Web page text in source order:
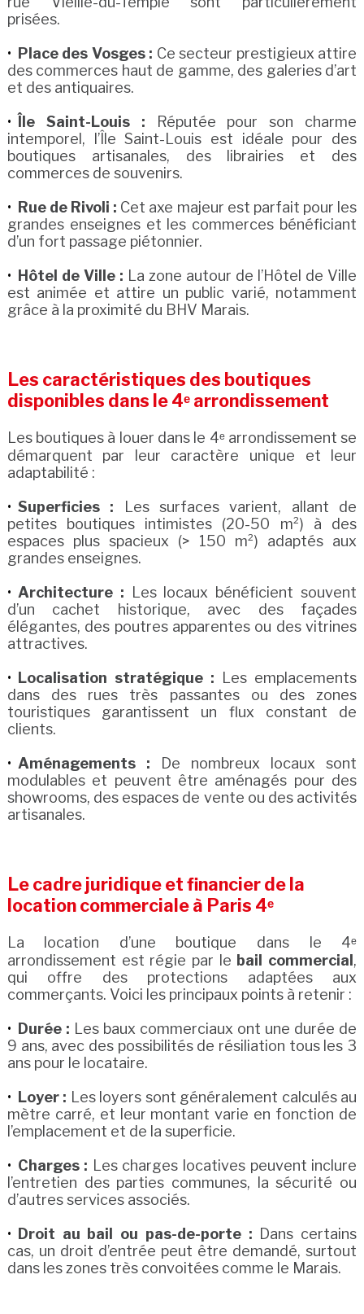
prisées.
Place des Vosges : Ce secteur prestigieux attire
des commerces haut de gamme, des galeries d’art
et des antiquaires.
Île Saint-Louis : Réputée pour son charme
intemporel, l’Île Saint-Louis est idéale pour des
boutiques artisanales, des librairies et des
commerces de souvenirs.
Rue de Rivoli : Cet axe majeur est parfait pour les
grandes enseignes et les commerces bénéficiant
d’un fort passage piétonnier.
Hôtel de Ville : La zone autour de l’Hôtel de Ville
est animée et attire un public varié, notamment
grâce à la proximité du BHV Marais.
Les caractéristiques des boutiques
disponibles dans le 4ᵉ arrondissement
Les boutiques à louer dans le 4ᵉ arrondissement se
démarquent par leur caractère unique et leur
adaptabilité :
Superficies : Les surfaces varient, allant de
petites boutiques intimistes (20-50 m²) à des
espaces plus spacieux (> 150 m²) adaptés aux
grandes enseignes.
Architecture : Les locaux bénéficient souvent
d’un cachet historique, avec des façades
élégantes, des poutres apparentes ou des vitrines
attractives.
Localisation stratégique : Les emplacements
dans des rues très passantes ou des zones
touristiques garantissent un flux constant de
clients.
Aménagements : De nombreux locaux sont
modulables et peuvent être aménagés pour des
showrooms, des espaces de vente ou des activités
artisanales.
Le cadre juridique et financier de la
location commerciale à Paris 4ᵉ
La location d’une boutique dans le 4ᵉ
arrondissement est régie par le bail commercial,
qui offre des protections adaptées aux
commerçants. Voici les principaux points à retenir :
Durée : Les baux commerciaux ont une durée de
9 ans, avec des possibilités de résiliation tous les 3
ans pour le locataire.
Loyer : Les loyers sont généralement calculés au
mètre carré, et leur montant varie en fonction de
l’emplacement et de la superficie.
Charges : Les charges locatives peuvent inclure
l’entretien des parties communes, la sécurité ou
d’autres services associés.
Droit au bail ou pas-de-porte : Dans certains
cas, un droit d’entrée peut être demandé, surtout
dans les zones très convoitées comme le Marais.